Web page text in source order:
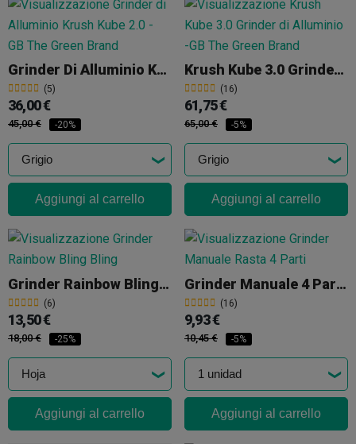
Grinder Di Alluminio Krush Kube 2.0
(5)
36,00 €
45,00 € -20%
Aggiungi al carrello
Krush Kube 3.0 Grinder Di Alluminio
(16)
61,75 €
65,00 € -5%
Aggiungi al carrello
Grinder Rainbow Bling Bling
(6)
13,50 €
18,00 € -25%
Aggiungi al carrello
Grinder Manuale 4 Parti Rasta
(16)
9,93 €
10,45 € -5%
Aggiungi al carrello